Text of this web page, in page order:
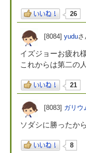
26
[8084] yuduさ
イズジョーお疲れ
これからは第二の
21
[8083] ガリウ
ソダシに勝ったか
8